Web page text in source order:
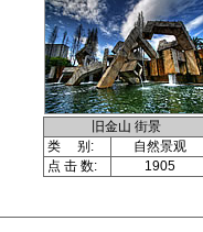
旧金山 街景
类 别:
自然景观
点 击 数:
1905